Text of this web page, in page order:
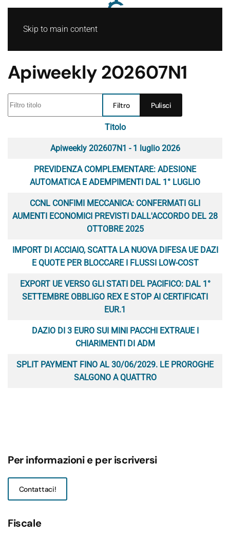
Skip to main content
Apiweekly 202607N1
Filtro Pulisci
Titolo
Apiweekly 202607N1 - 1 luglio 2026
PREVIDENZA COMPLEMENTARE: ADESIONE
AUTOMATICA E ADEMPIMENTI DAL 1° LUGLIO
CCNL CONFIMI MECCANICA: CONFERMATI GLI
AUMENTI ECONOMICI PREVISTI DALL'ACCORDO DEL 28
OTTOBRE 2025
IMPORT DI ACCIAIO, SCATTA LA NUOVA DIFESA UE DAZI
E QUOTE PER BLOCCARE I FLUSSI LOW-COST
EXPORT UE VERSO GLI STATI DEL PACIFICO: DAL 1°
SETTEMBRE OBBLIGO REX E STOP AI CERTIFICATI
EUR.1
DAZIO DI 3 EURO SUI MINI PACCHI EXTRAUE I
CHIARIMENTI DI ADM
SPLIT PAYMENT FINO AL 30/06/2029. LE PROROGHE
SALGONO A QUATTRO
Per informazioni e per iscriversi
Contattaci!
Fiscale